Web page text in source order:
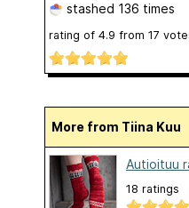
stashed 136 times
rating of 4.9 from 17
More from Tiina Kuu
Autioituu
18 ratings